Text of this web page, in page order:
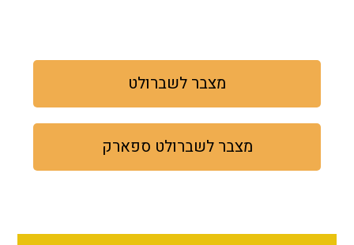
מצבר לשברולט
מצבר לשברולט ספארק